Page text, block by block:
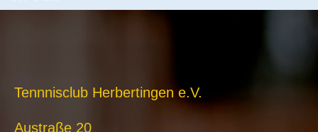
Tennnisclub Herbertingen e.V.
Austraße 20